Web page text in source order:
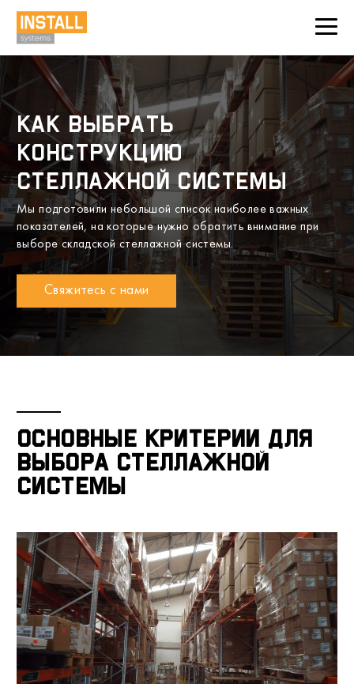
Как выбрать
конструкцию
стеллажной системы
Мы подготовили небольшой список наиболее важных
показателей, на которые нужно обратить внимание при
выборе складской стеллажной системы.
Свяжитесь с нами
Основные критерии для
выбора стеллажной
системы